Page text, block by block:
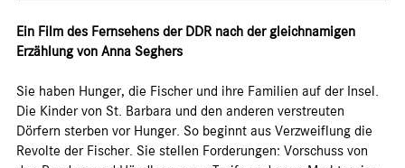
Ein Film des Fernsehens der DDR nach der gleichnamigen
Erzählung von Anna Seghers
Sie haben Hunger, die Fischer und ihre Familien auf der Insel.
Die Kinder von St. Barbara und den anderen verstreuten
Dörfern sterben vor Hunger. So beginnt aus Verzweiflung die
Revolte der Fischer. Sie stellen Forderungen: Vorschuss von